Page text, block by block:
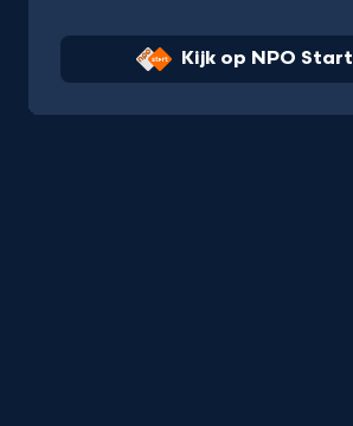
Kijk op NPO Start